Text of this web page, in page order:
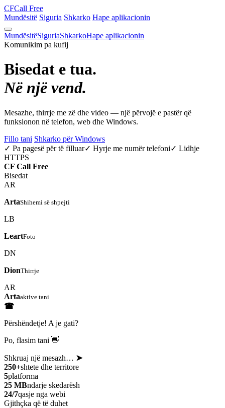
CFCall Free
Mundësitë Siguria Shkarko Hape aplikacionin
MundësitëSiguriaShkarkoHape aplikacionin
Komunikim pa kufij
Bisedat e tua.
Në një vend.
Mesazhe, thirrje me zë dhe video — një përvojë e pastër që
funksionon në telefon, web dhe Windows.
Fillo tani Shkarko për Windows
✓ Pa pagesë për të filluar✓ Hyrje me numër telefoni✓ Lidhje
HTTPS
CF Call Free
Bisedat
AR
ArtaShihemi së shpejti
LB
LeartFoto
DN
DionThirrje
AR
Artaaktive tani
☎
Përshëndetje! A je gati?
Po, flasim tani 👋
Shkruaj një mesazh… ➤
250+shtete dhe territore
5platforma
25 MBndarje skedarësh
24/7qasje nga webi
Gjithçka që të duhet